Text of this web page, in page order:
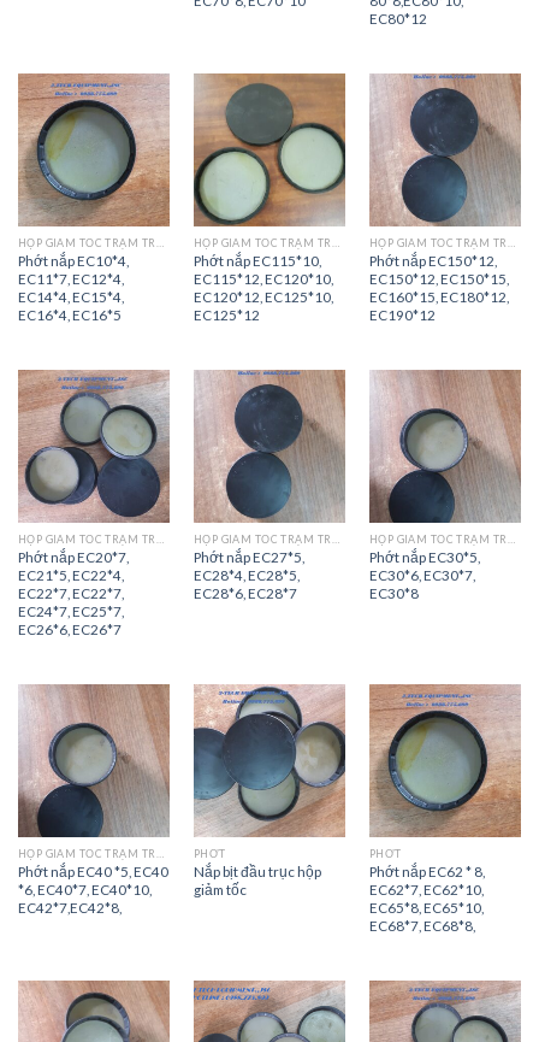
EC80*12
Phớt nắp EC10*4,
EC11*7, EC12*4,
EC14*4, EC15*4,
EC16*4, EC16*5
Phớt nắp EC115*10,
EC115*12, EC120*10,
EC120*12, EC125*10,
EC125*12
Phớt nắp EC150*12,
EC150*12, EC150*15,
EC160*15, EC180*12,
EC190*12
Phớt nắp EC20*7,
EC21*5, EC22*4,
EC22*7, EC22*7,
EC24*7, EC25*7,
EC26*6, EC26*7
Phớt nắp EC27*5,
EC28*4, EC28*5,
EC28*6, EC28*7
Phớt nắp EC30*5,
EC30*6, EC30*7,
EC30*8
Phớt nắp EC40 *5, EC40
*6, EC40*7, EC40*10,
EC42*7,EC42*8,
PHỚT
Nắp bịt đầu trục hộp
giảm tốc
PHỚT
Phớt nắp EC62 * 8,
EC62*7, EC62*10,
EC65*8, EC65*10,
EC68*7, EC68*8,